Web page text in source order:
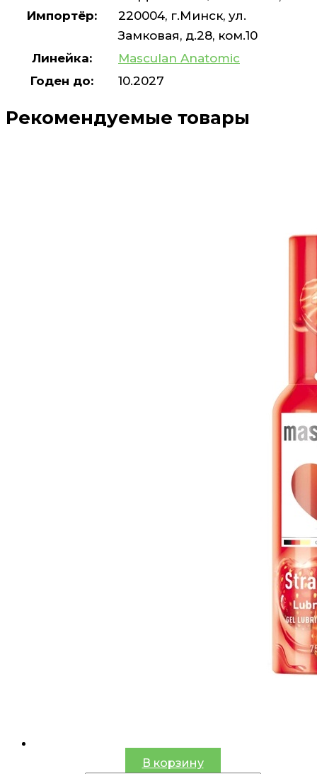
Импортёр:
220004, г.Минск, ул.
Замковая, д.28, ком.10
Линейка:
Masculan Anatomic
Годен до:
10.2027
Рекомендуемые товары
В корзину